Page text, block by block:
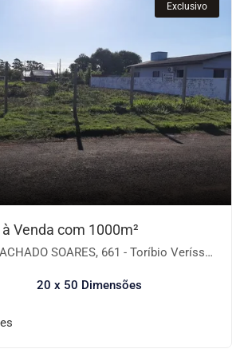
Exclusivo
Venda com 1000m²
SOARES, 661 - Toríbio Veríssimo, Cruz Alta-RS
20 x 50 Dimensões